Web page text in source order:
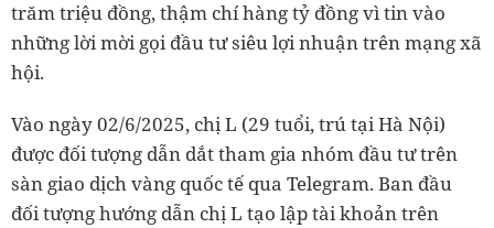
trăm triệu đồng, thậm chí hàng tỷ đồng vì tin vào
những lời mời gọi đầu tư siêu lợi nhuận trên mạng xã
hội.
Vào ngày 02/6/2025, chị L (29 tuổi, trú tại Hà Nội)
được đối tượng dẫn dắt tham gia nhóm đầu tư trên
sàn giao dịch vàng quốc tế qua Telegram. Ban đầu
đối tượng hướng dẫn chị L tạo lập tài khoản trên